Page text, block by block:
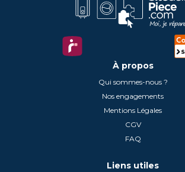
À propos
Qui sommes-nous ?
Nos engagements
Mentions Légales
CGV
FAQ
Liens utiles